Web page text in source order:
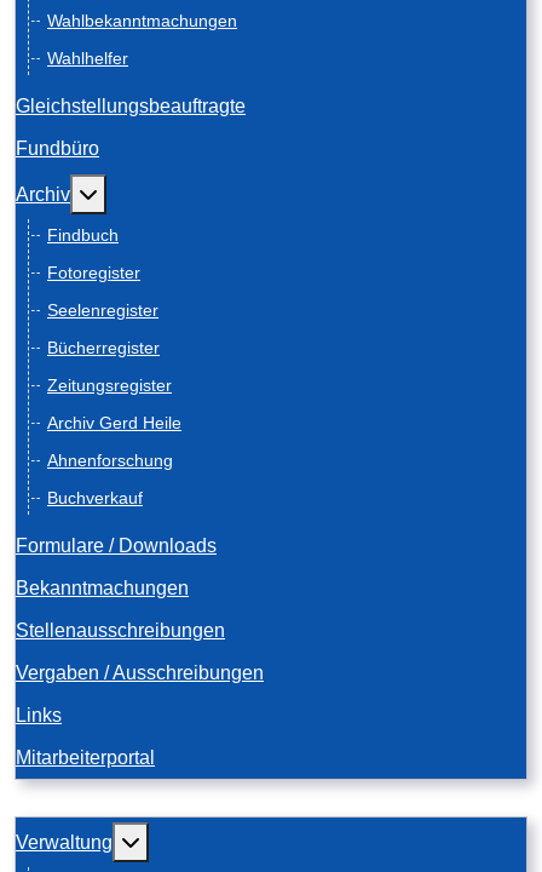
Wahlbekanntmachungen
Wahlhelfer
Gleichstellungsbeauftragte
Fundbüro
Archiv Weitere Informationen: Archiv
Findbuch
Fotoregister
Seelenregister
Bücherregister
Zeitungsregister
Archiv Gerd Heile
Ahnenforschung
Buchverkauf
Formulare / Downloads
Bekanntmachungen
Stellenausschreibungen
Vergaben / Ausschreibungen
Links
Mitarbeiterportal
Verwaltung Weitere Informationen: Verwaltung